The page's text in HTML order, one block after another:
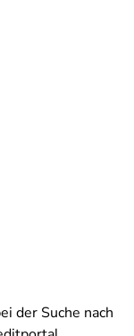
der Suche nach